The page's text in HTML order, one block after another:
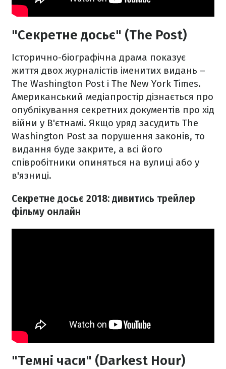
"Секретне досьє" (The Post)
Історично-біографічна драма показує
життя двох журналістів іменитих видань –
The Washington Post і The New York Times.
Американський медіапростір дізнається про
опублікування секретних документів про хід
війни у В'єтнамі. Якщо уряд засудить The
Washington Post за порушення законів, то
видання буде закрите, а всі його
співробітники опиняться на вулиці або у
в'язниці.
Секретне досьє 2018: дивитись трейлер
фільму онлайн
"Темні часи" (Darkest Hour)